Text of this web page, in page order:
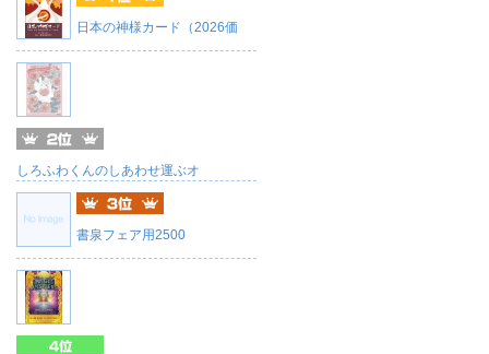
日本の神様カード（2026価
しろふわくんのしあわせ運ぶオ
書泉フェア用2500